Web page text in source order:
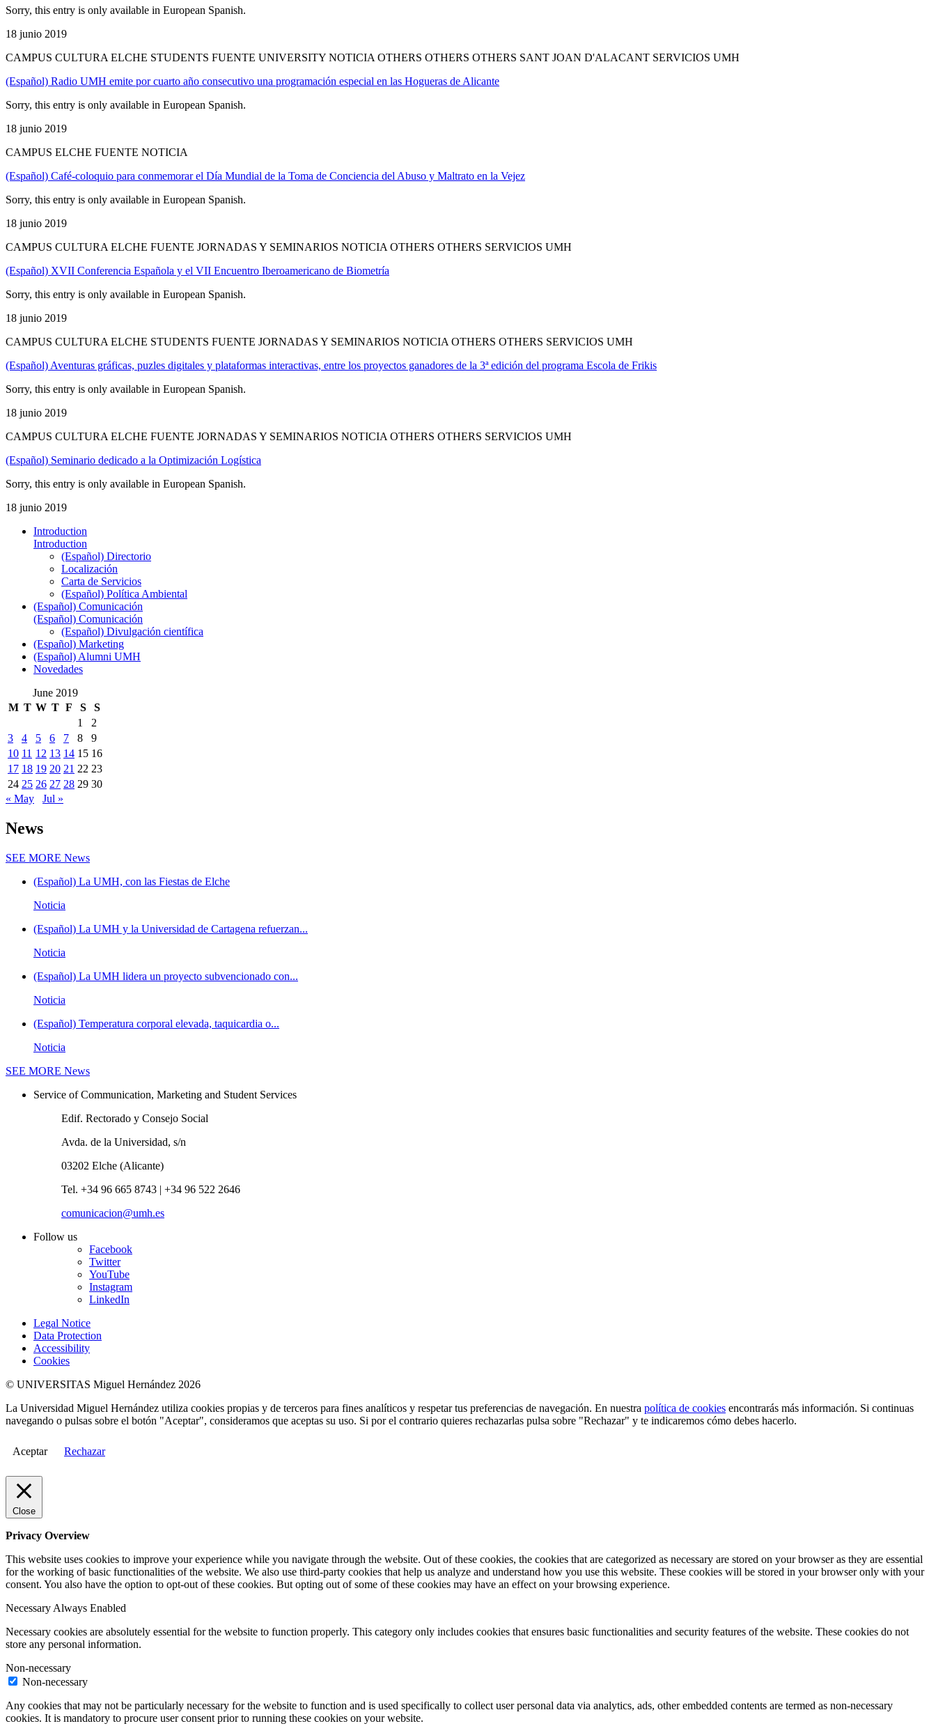
Sorry, this entry is only available in European Spanish.
18 junio 2019
CAMPUS CULTURA ELCHE STUDENTS FUENTE UNIVERSITY NOTICIA OTHERS OTHERS OTHERS SANT JOAN D'ALACANT SERVICIOS UMH
(Español) Radio UMH emite por cuarto año consecutivo una programación especial en las Hogueras de Alicante
Sorry, this entry is only available in European Spanish.
18 junio 2019
CAMPUS ELCHE FUENTE NOTICIA
(Español) Café-coloquio para conmemorar el Día Mundial de la Toma de Conciencia del Abuso y Maltrato en la Vejez
Sorry, this entry is only available in European Spanish.
18 junio 2019
CAMPUS CULTURA ELCHE FUENTE JORNADAS Y SEMINARIOS NOTICIA OTHERS OTHERS SERVICIOS UMH
(Español) XVII Conferencia Española y el VII Encuentro Iberoamericano de Biometría
Sorry, this entry is only available in European Spanish.
18 junio 2019
CAMPUS CULTURA ELCHE STUDENTS FUENTE JORNADAS Y SEMINARIOS NOTICIA OTHERS OTHERS SERVICIOS UMH
(Español) Aventuras gráficas, puzles digitales y plataformas interactivas, entre los proyectos ganadores de la 3ª edición del programa Escola de Frikis
Sorry, this entry is only available in European Spanish.
18 junio 2019
CAMPUS CULTURA ELCHE FUENTE JORNADAS Y SEMINARIOS NOTICIA OTHERS OTHERS SERVICIOS UMH
(Español) Seminario dedicado a la Optimización Logística
Sorry, this entry is only available in European Spanish.
18 junio 2019
Introduction
Introduction
(Español) Directorio
Localización
Carta de Servicios
(Español) Política Ambiental
(Español) Comunicación
(Español) Comunicación
(Español) Divulgación científica
(Español) Marketing
(Español) Alumni UMH
Novedades
June 2019
M T W T F S
S
1
2
3
4 5 6 7 8
9
10 11 12 13 14 15 16
17 18 19 20 21 22 23
24 25 26 27 28 29 30
« May
Jul »
News
SEE MORE News
(Español) La UMH, con las Fiestas de Elche
Noticia
(Español) La UMH y la Universidad de Cartagena refuerzan...
Noticia
(Español) La UMH lidera un proyecto subvencionado con...
Noticia
(Español) Temperatura corporal elevada, taquicardia o...
Noticia
SEE MORE News
Service of Communication, Marketing and Student Services
Edif. Rectorado y Consejo Social
Avda. de la Universidad, s/n
03202 Elche (Alicante)
Tel. +34 96 665 8743 | +34 96 522 2646
comunicacion@umh.es
Follow us
Facebook
Twitter
YouTube
Instagram
LinkedIn
Legal Notice
Data Protection
Accessibility
Cookies
© UNIVERSITAS Miguel Hernández 2026
La Universidad Miguel Hernández utiliza cookies propias y de terceros para fines analíticos y respetar tus preferencias de navegación. En nuestra política de cookies encontrarás más información. Si continuas
navegando o pulsas sobre el botón "Aceptar", consideramos que aceptas su uso. Si por el contrario quieres rechazarlas pulsa sobre "Rechazar" y te indicaremos cómo debes hacerlo.
Aceptar Rechazar
Close
Privacy Overview
This website uses cookies to improve your experience while you navigate through the website. Out of these cookies, the cookies that are categorized as necessary are stored on your browser as they are essential
for the working of basic functionalities of the website. We also use third-party cookies that help us analyze and understand how you use this website. These cookies will be stored in your browser only with your
consent. You also have the option to opt-out of these cookies. But opting out of some of these cookies may have an effect on your browsing experience.
Necessary Always Enabled
Necessary cookies are absolutely essential for the website to function properly. This category only includes cookies that ensures basic functionalities and security features of the website. These cookies do not
store any personal information.
Non-necessary
Non-necessary
Any cookies that may not be particularly necessary for the website to function and is used specifically to collect user personal data via analytics, ads, other embedded contents are termed as non-necessary
cookies. It is mandatory to procure user consent prior to running these cookies on your website.